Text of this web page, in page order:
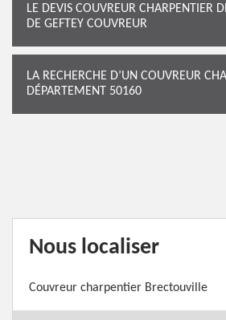
LE DEVIS COUVREUR CHARPENTIER
DE GEFTEY COUVREUR
LA RECHERCHE D’UN COUVREUR
DÉPARTEMENT 50160
Nous localiser
Couvreur charpentier Brectouville